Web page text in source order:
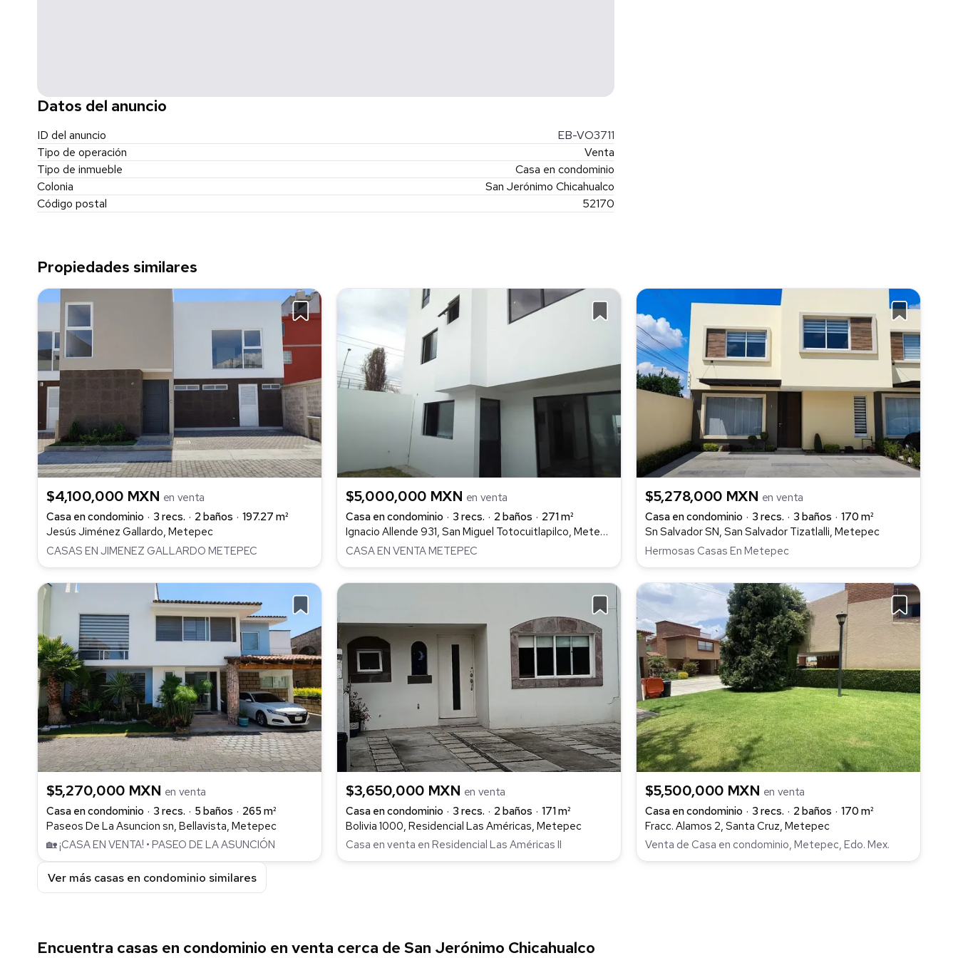
Datos del anuncio
ID del anuncio
EB-VO3711
Tipo de operación
Venta
Tipo de inmueble
Casa en condominio
Colonia
San Jerónimo Chicahualco
Código postal
52170
Propiedades similares
$4,100,000 MXN en venta
Casa en condominio
3 recs. 2 baños
197.27 m²
Jesús Jiménez Gallardo, Metepec
CASAS EN JIMENEZ GALLARDO METEPEC
$5,000,000 MXN en venta
Casa en condominio
3 recs. 2 baños
271 m²
Ignacio Allende 931, San Miguel Totocuitlapilco, Metepec
CASA EN VENTA METEPEC
$5,278,000 MXN en venta
Casa en condominio
3 recs. 3 baños
170 m²
Sn Salvador SN, San Salvador Tizatlalli, Metepec
Hermosas Casas En Metepec
$5,270,000 MXN en venta
Casa en condominio
3 recs. 5 baños
265 m²
Paseos De La Asuncion sn, Bellavista, Metepec
🏡 ¡CASA EN VENTA! • PASEO DE LA ASUNCIÓN
$3,650,000 MXN en venta
Casa en condominio
3 recs. 2 baños
171 m²
Bolivia 1000, Residencial Las Américas, Metepec
Casa en venta en Residencial Las Américas II
$5,500,000 MXN en venta
Casa en condominio
3 recs. 2 baños
170 m²
Fracc. Alamos 2, Santa Cruz, Metepec
Venta de Casa en condominio, Metepec, Edo. Mex.
Ver más casas en condominio similares
Encuentra casas en condominio en venta cerca de San Jerónimo Chicahualco